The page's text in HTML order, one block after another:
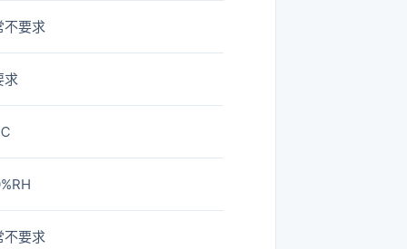
不要求
求
不要求